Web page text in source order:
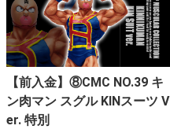
【前入金】⑧CMC NO.39 キ
ン肉マン スグル KINスーツ V
er. 特別